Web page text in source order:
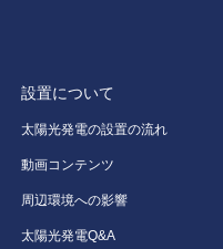
設置について
太陽光発電の設置の流れ
動画コンテンツ
周辺環境への影響
太陽光発電Q&A